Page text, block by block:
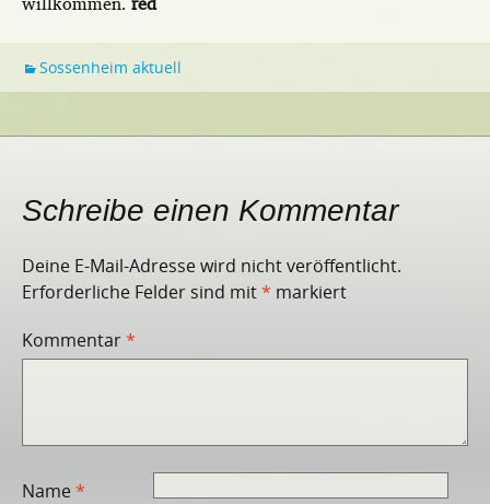
Sossenheim aktuell
Schreibe einen Kommentar
Deine E-Mail-Adresse wird nicht veröffentlicht.
Erforderliche Felder sind mit* markiert
Kommentar*
Name*